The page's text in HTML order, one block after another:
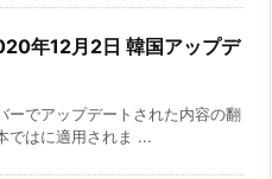
年12月2日 韓国アップデ
ーでアップデートされた内容の翻
ではに適用されま ...